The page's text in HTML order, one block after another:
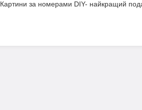
Картини за номерами DIY- найкращий